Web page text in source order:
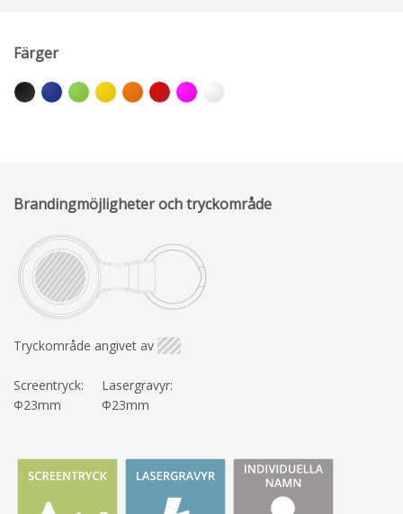
Färger
Brandingmöjligheter och tryckområde
Tryckområde angivet av
Screentryck:
Φ23mm
Lasergravyr:
Φ23mm